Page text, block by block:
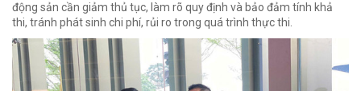
động sản cần giảm thủ tục, làm rõ quy định và bảo đảm tính khả
thi, tránh phát sinh chi phí, rủi ro trong quá trình thực thi.